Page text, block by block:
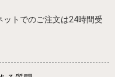
トでのご注文は24時間受